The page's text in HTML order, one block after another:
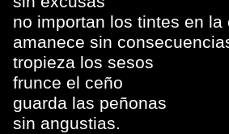
no importan los tintes en la
amanece sin
tropieza los sesos
frunce el ceño
guarda las peñonas
sin angustias.